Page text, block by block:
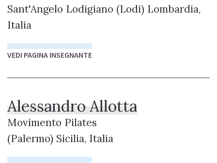
Sant'Angelo Lodigiano (Lodi) Lombardia,
Italia
VEDI PAGINA INSEGNANTE
Alessandro Allotta
Movimento Pilates
(Palermo) Sicilia, Italia